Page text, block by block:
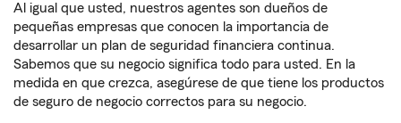
Al igual que usted, nuestros agentes son dueños de
pequeñas empresas que conocen la importancia de
desarrollar un plan de seguridad financiera continua.
Sabemos que su negocio significa todo para usted. En la
medida en que crezca, asegúrese de que tiene los productos
de seguro de negocio correctos para su negocio.